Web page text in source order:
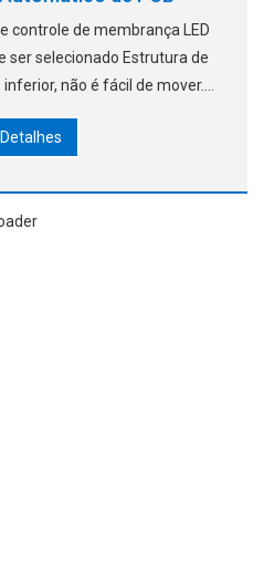
controle de membrança LED
ser selecionado Estrutura de
não é fácil de mover.